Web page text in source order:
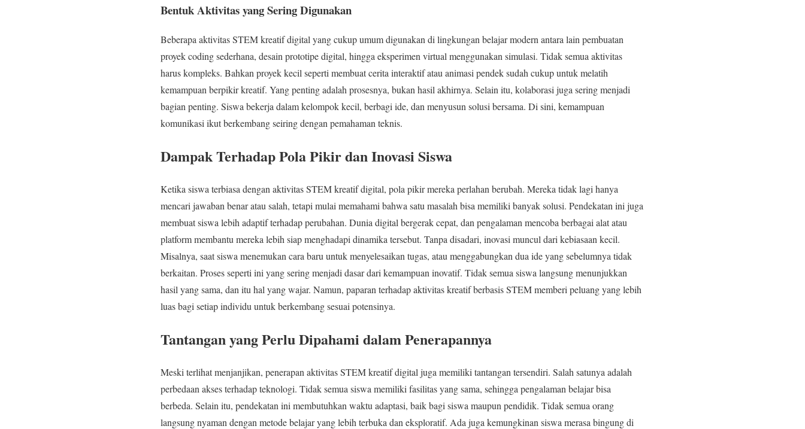
Bentuk Aktivitas yang Sering Digunakan
Beberapa aktivitas STEM kreatif digital yang cukup umum digunakan di lingkungan belajar modern antara lain pembuatan
proyek coding sederhana, desain prototipe digital, hingga eksperimen virtual menggunakan simulasi. Tidak semua aktivitas
harus kompleks. Bahkan proyek kecil seperti membuat cerita interaktif atau animasi pendek sudah cukup untuk melatih
kemampuan berpikir kreatif. Yang penting adalah prosesnya, bukan hasil akhirnya. Selain itu, kolaborasi juga sering menjadi
bagian penting. Siswa bekerja dalam kelompok kecil, berbagi ide, dan menyusun solusi bersama. Di sini, kemampuan
komunikasi ikut berkembang seiring dengan pemahaman teknis.
Dampak Terhadap Pola Pikir dan Inovasi Siswa
Ketika siswa terbiasa dengan aktivitas STEM kreatif digital, pola pikir mereka perlahan berubah. Mereka tidak lagi hanya
mencari jawaban benar atau salah, tetapi mulai memahami bahwa satu masalah bisa memiliki banyak solusi. Pendekatan ini juga
membuat siswa lebih adaptif terhadap perubahan. Dunia digital bergerak cepat, dan pengalaman mencoba berbagai alat atau
platform membantu mereka lebih siap menghadapi dinamika tersebut. Tanpa disadari, inovasi muncul dari kebiasaan kecil.
Misalnya, saat siswa menemukan cara baru untuk menyelesaikan tugas, atau menggabungkan dua ide yang sebelumnya tidak
berkaitan. Proses seperti ini yang sering menjadi dasar dari kemampuan inovatif. Tidak semua siswa langsung menunjukkan
hasil yang sama, dan itu hal yang wajar. Namun, paparan terhadap aktivitas kreatif berbasis STEM memberi peluang yang lebih
luas bagi setiap individu untuk berkembang sesuai potensinya.
Tantangan yang Perlu Dipahami dalam Penerapannya
Meski terlihat menjanjikan, penerapan aktivitas STEM kreatif digital juga memiliki tantangan tersendiri. Salah satunya adalah
perbedaan akses terhadap teknologi. Tidak semua siswa memiliki fasilitas yang sama, sehingga pengalaman belajar bisa
berbeda. Selain itu, pendekatan ini membutuhkan waktu adaptasi, baik bagi siswa maupun pendidik. Tidak semua orang
langsung nyaman dengan metode belajar yang lebih terbuka dan eksploratif. Ada juga kemungkinan siswa merasa bingung di